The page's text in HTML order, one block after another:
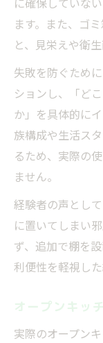
ます。また、ゴ
と、見栄えや衛
失敗を防ぐため
ションし、「ど
か」を具体的に
族構成や生活ス
るため、実際の
ません。
経験者の声とし
に置いてしまい
ず、追加で棚を
利便性を軽視し
オープンキッ
実際のオープン